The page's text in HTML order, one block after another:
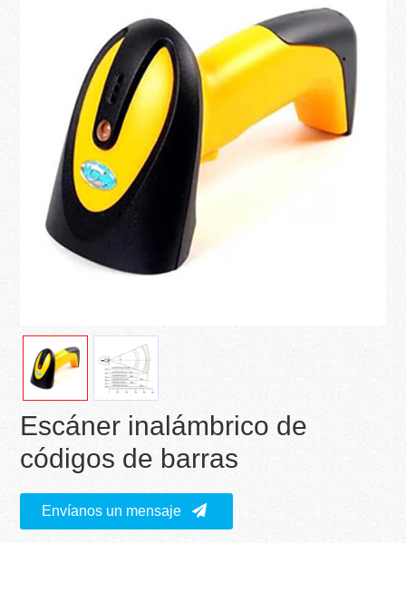
Escáner inalámbrico de
códigos de barras
Envíanos un mensaje